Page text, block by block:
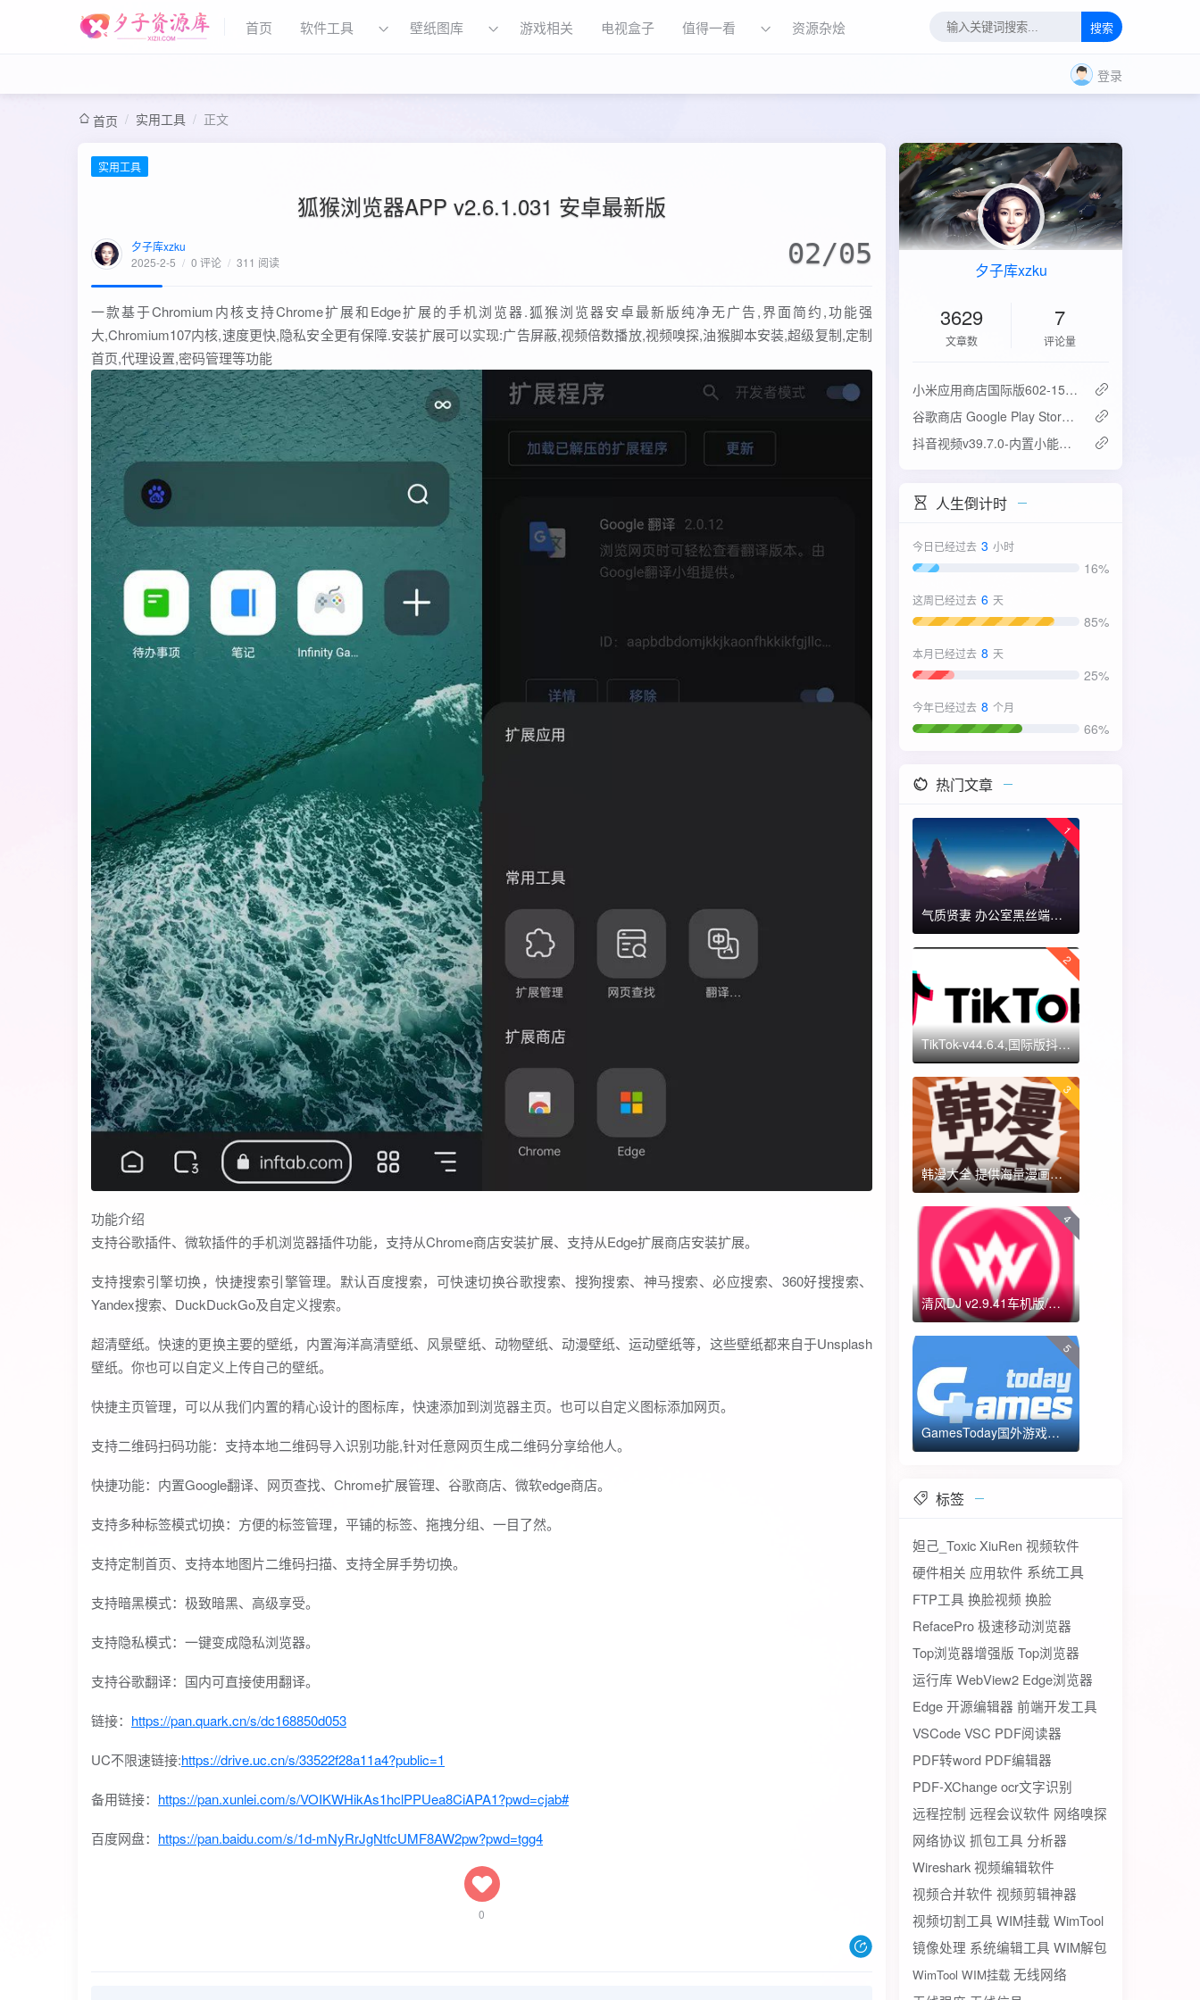
首页 软件工具 壁纸图库 游戏相关 电视盒子 值得一看 资源杂烩 搜索
登录
首页 / 实用工具 / 正文
实用工具
狐猴浏览器APP v2.6.1.031 安卓最新版
夕子库xzku
2025-2-5 / 0 评论 / 311 阅读 02/05
一款基于Chromium内核支持Chrome扩展和Edge扩展的手机浏览器.狐猴浏览器安卓最新版纯净无广告,界面简约,功能强
大,Chromium107内核,速度更快,隐私安全更有保障.安装扩展可以实现:广告屏蔽,视频倍数播放,视频嗅探,油猴脚本安装,超级复制,定制
首页,代理设置,密码管理等功能
功能介绍
支持谷歌插件、微软插件的手机浏览器插件功能，支持从Chrome商店安装扩展、支持从Edge扩展商店安装扩展。
支持搜索引擎切换，快捷搜索引擎管理。默认百度搜索，可快速切换谷歌搜索、搜狗搜索、神马搜索、必应搜索、360好搜搜索、
Yandex搜索、DuckDuckGo及自定义搜索。
超清壁纸。快速的更换主要的壁纸，内置海洋高清壁纸、风景壁纸、动物壁纸、动漫壁纸、运动壁纸等，这些壁纸都来自于Unsplash
壁纸。你也可以自定义上传自己的壁纸。
快捷主页管理，可以从我们内置的精心设计的图标库，快速添加到浏览器主页。也可以自定义图标添加网页。
支持二维码扫码功能：支持本地二维码导入识别功能,针对任意网页生成二维码分享给他人。
快捷功能：内置Google翻译、网页查找、Chrome扩展管理、谷歌商店、微软edge商店。
支持多种标签模式切换：方便的标签管理，平铺的标签、拖拽分组、一目了然。
支持定制首页、支持本地图片二维码扫描、支持全屏手势切换。
支持暗黑模式：极致暗黑、高级享受。
支持隐私模式：一键变成隐私浏览器。
支持谷歌翻译：国内可直接使用翻译。
链接： https://pan.quark.cn/s/dc168850d053
UC不限速链接:https://drive.uc.cn/s/33522f28a11a4?public=1
备用链接： https://pan.xunlei.com/s/VOIKWHikAs1hclPPUea8CiAPA1?pwd=cjab#
百度网盘： https://pan.baidu.com/s/1d-mNyRrJgNtfcUMF8AW2pw?pwd=tgg4
0
夕子库xzku
3629
文章数
7
评论量
‌小米应用商店国际版602-15.6.0.2：免登录直下，比谷歌商店快3倍！
谷歌商店 Google Play Store v52.4.42-31版
抖音视频v39.7.0-内置小能手2.0.7模块
人生倒计时
今日已经过去 3 小时
16%
这周已经过去 6 天
85%
本月已经过去 8 天
25%
今年已经过去 8 个月
66%
热门文章
1
气质贤妻 办公室黑丝端木蓉 国漫女神 ​​​
2
TikTok-v44.6.4,国际版抖音海外畅享,免拔卡体验!附保姆级详细使用指南
3
韩漫大全 提供海量漫画资源
4
清风DJ v2.9.41车机版/手机版-全方位DJ舞曲
5
GamesToday国外游戏下载器 不需要T子
标签
妲己_ToxicXiuRen 视频软件
硬件相关 应用软件 系统工具
FTP工具 换脸视频 换脸
RefacePro极速移动浏览器
Top浏览器增强版 Top浏览器
运行库 WebView2 Edge浏览器
Edge开源编辑器 前端开发工具
VSCodeVSC PDF阅读器
PDF转word PDF编辑器
PDF-XChangeocr文字识别
远程控制 远程会议软件 网络嗅探
网络协议 抓包工具 分析器
Wireshark视频编辑软件
视频合并软件 视频剪辑神器
视频切割工具 WIM挂载 WimTool
镜像处理 系统编辑工具 WIM解包
WimTool WIM挂载 无线网络